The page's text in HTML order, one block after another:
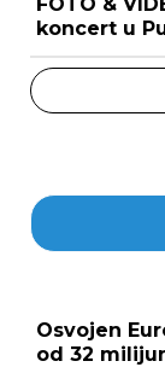
koncert u
Osvojen
od 32